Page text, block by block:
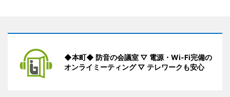
◆本町◆ 防音の会議室 ▽ 電源・Wi-Fi完備の
オンライミーティング ▽ テレワークも安心